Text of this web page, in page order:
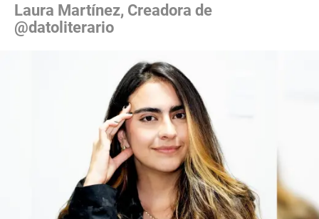
Laura Martínez, Creadora de
@datoliterario